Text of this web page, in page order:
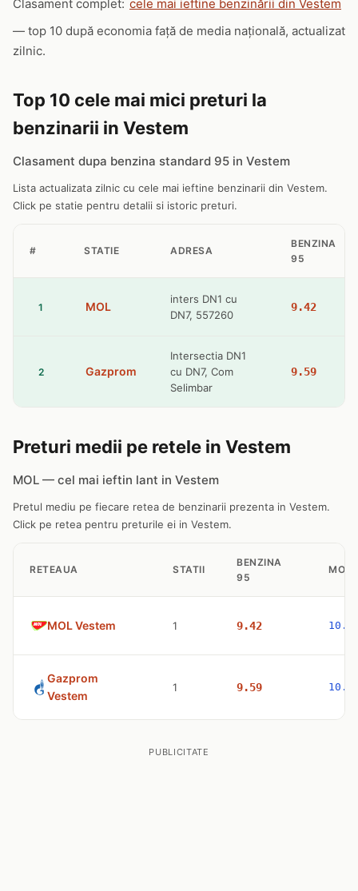
Clasament complet: cele mai ieftine benzinării din Vestem
— top 10 după economia față de media națională, actualizat
zilnic.
Top 10 cele mai mici preturi la
benzinarii in Vestem
Clasament dupa benzina standard 95 in Vestem
Lista actualizata zilnic cu cele mai ieftine benzinarii din Vestem.
Click pe statie pentru detalii si istoric preturi.
# STATIE ADRESA
BENZINA
95
1 MOL
inters DN1 cu
DN7, 557260
9.42
2 Gazprom
Intersectia DN1
cu DN7, Com
Selimbar
9.59
Preturi medii pe retele in Vestem
MOL — cel mai ieftin lant in Vestem
Pretul mediu pe fiecare retea de benzinarii prezenta in Vestem.
Click pe retea pentru preturile ei in Vestem.
RETEAUA STATII
BENZINA
95
MOL Vestem 1 9.42
Gazprom
Vestem
1 9.59
PUBLICITATE